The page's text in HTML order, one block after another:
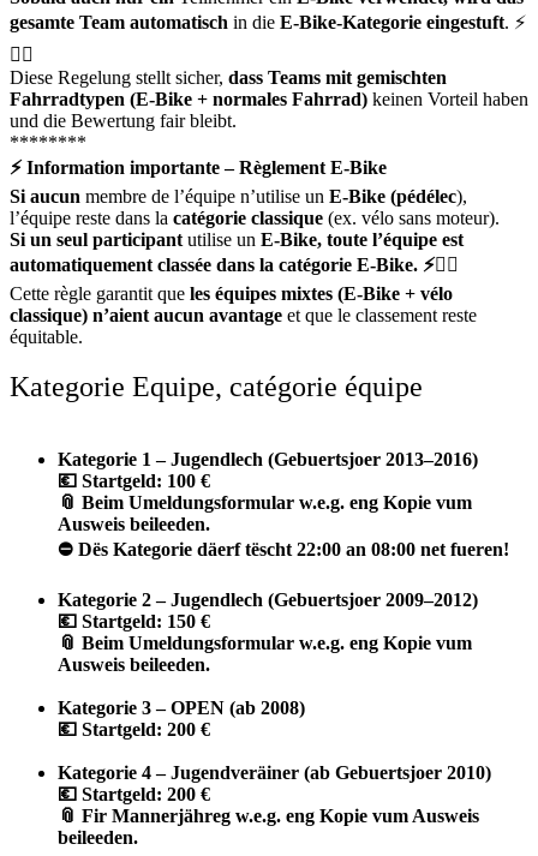
gesamte Team automatisch in die E-Bike-Kategorie eingestuft. ⚡
🚴‍♀️
Diese Regelung stellt sicher, dass Teams mit gemischten
Fahrradtypen (E-Bike + normales Fahrrad) keinen Vorteil haben
und die Bewertung fair bleibt.
********
⚡Information importante – Règlement E-Bike
Si aucun membre de l’équipe n’utilise un E-Bike (pédélec),
l’équipe reste dans la catégorie classique (ex. vélo sans moteur).
Si un seul participant utilise un E-Bike, toute l’équipe est
automatiquement classée dans la catégorie E-Bike. ⚡🚴‍♀️
Cette règle garantit que les équipes mixtes (E-Bike + vélo
classique) n’aient aucun avantage et que le classement reste
équitable.
Kategorie Equipe, catégorie équipe
Kategorie 1 – Jugendlech (Gebuertsjoer 2013–2016)
💶 Startgeld: 100 €
📎 Beim Umeldungsformular w.e.g. eng Kopie vum
Ausweis beileeden.
⛔ Dës Kategorie däerf tëscht 22:00 an 08:00 net fueren!
Kategorie 2 – Jugendlech (Gebuertsjoer 2009–2012)
💶 Startgeld: 150 €
📎 Beim Umeldungsformular w.e.g. eng Kopie vum
Ausweis beileeden.
Kategorie 3 – OPEN (ab 2008)
💶 Startgeld: 200 €
Kategorie 4 – Jugendveräiner (ab Gebuertsjoer 2010)
💶 Startgeld: 200 €
📎 Fir Mannerjähreg w.e.g. eng Kopie vum Ausweis
beileeden.